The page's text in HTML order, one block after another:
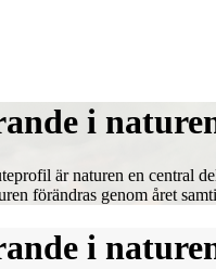
i
är naturen en central
förändras genom året
i